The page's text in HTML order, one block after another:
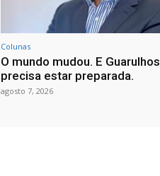
Colunas
O mundo mudou. E Guarulhos
precisa estar preparada.
agosto 7, 2026